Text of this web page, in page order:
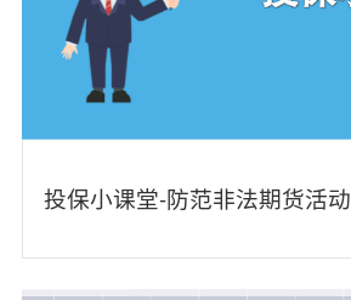
投保小课堂-防范非法期货活动